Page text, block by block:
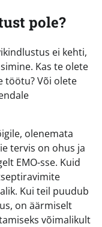
pole?
ei kehti,
Kas te olete
töötu? Või olete
olenemata
tervis on ohus ja
EMO-sse. Kuid
Kui teil puudub
on äärmiselt
võimalikult